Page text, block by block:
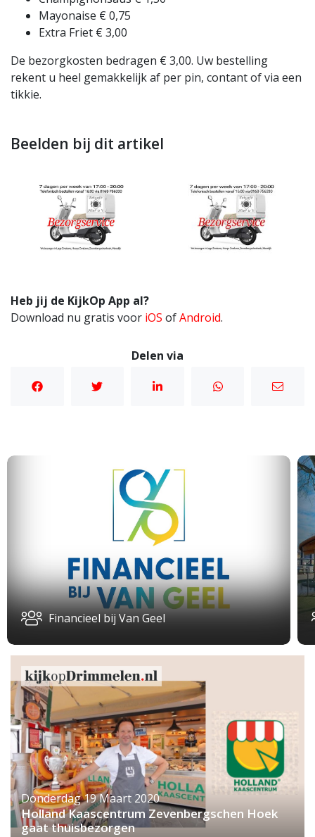
Mayonaise € 0,75
Extra Friet € 3,00
De bezorgkosten bedragen € 3,00. Uw bestelling
rekent u heel gemakkelijk af per pin, contant of via een
tikkie.
Beelden bij dit artikel
Heb jij de KijkOp App al?
Download nu gratis voor iOS ofAndroid.
Delen via
Financieel bij Van Geel
Donderdag 19 Maart 2020
Holland Kaascentrum Zevenbergschen Hoek
gaat thuisbezorgen